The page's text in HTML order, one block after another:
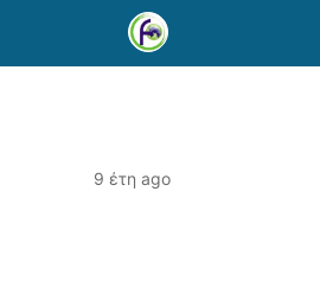
9 έτη ago